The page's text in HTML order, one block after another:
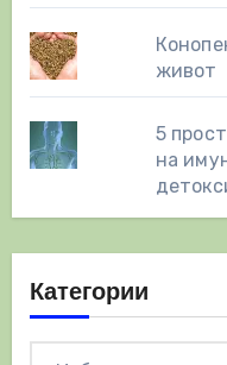
живот
5
на
Категории